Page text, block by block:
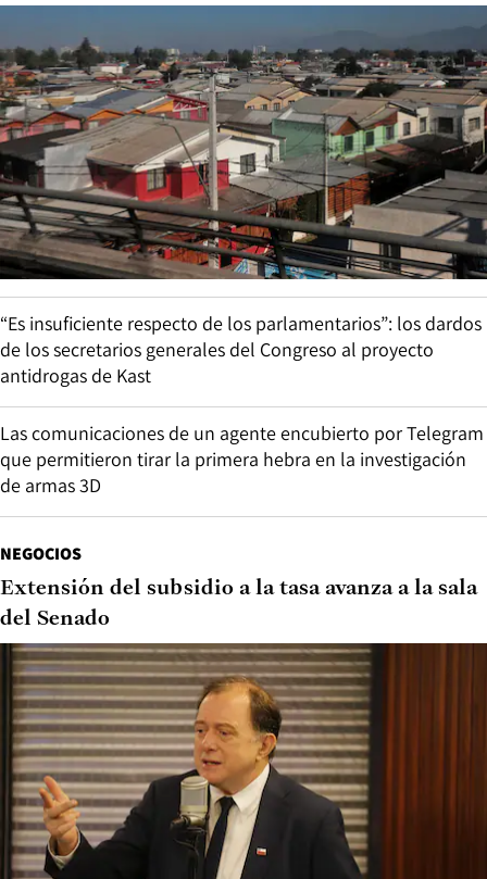
“Es insuficiente respecto de los parlamentarios”: los dardos
de los secretarios generales del Congreso al proyecto
antidrogas de Kast
Las comunicaciones de un agente encubierto por Telegram
que permitieron tirar la primera hebra en la investigación
de armas 3D
NEGOCIOS
Extensión del subsidio a la tasa avanza a la sala
del Senado